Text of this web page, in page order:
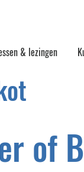
& lezingen
of